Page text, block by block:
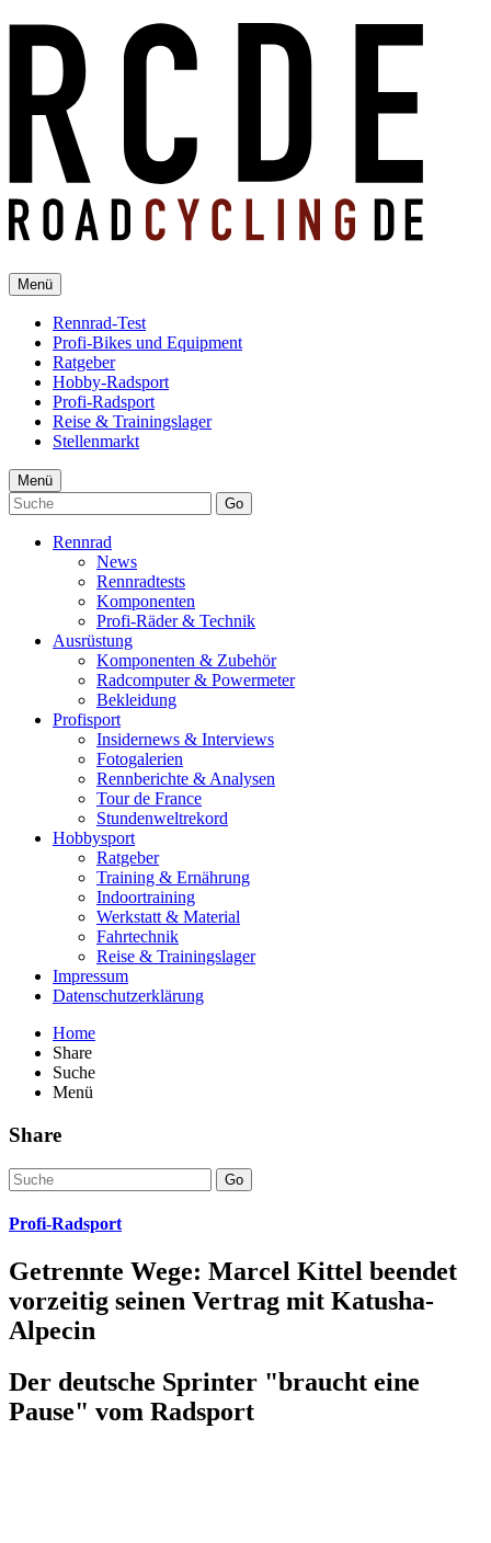
Menü
Rennrad-Test
Profi-Bikes und Equipment
Ratgeber
Hobby-Radsport
Profi-Radsport
Reise & Trainingslager
Stellenmarkt
Menü
Go
Rennrad
News
Rennradtests
Komponenten
Profi-Räder & Technik
Ausrüstung
Komponenten & Zubehör
Radcomputer & Powermeter
Bekleidung
Profisport
Insidernews & Interviews
Fotogalerien
Rennberichte & Analysen
Tour de France
Stundenweltrekord
Hobbysport
Ratgeber
Training & Ernährung
Indoortraining
Werkstatt & Material
Fahrtechnik
Reise & Trainingslager
Impressum
Datenschutzerklärung
Home
Share
Suche
Menü
Share
Go
Profi-Radsport
Getrennte Wege: Marcel Kittel beendet
vorzeitig seinen Vertrag mit Katusha-
Alpecin
Der deutsche Sprinter "braucht eine
Pause" vom Radsport